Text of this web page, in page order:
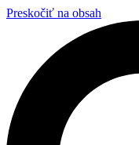
Preskočiť na obsah